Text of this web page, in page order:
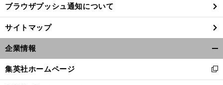
ブラウザプッシュ通知について
サイトマップ
企業情報
閉
集英社ホームページ
新
し